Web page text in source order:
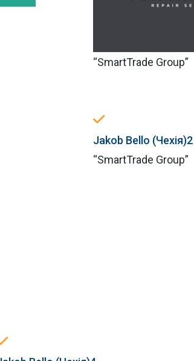
“SmartTrade Group”
Jakob Bello (Чехія)2
“SmartTrade Group”